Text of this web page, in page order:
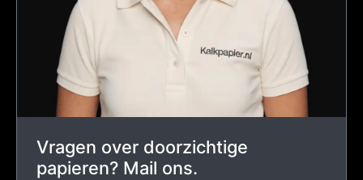
Vragen over doorzichtige
papieren? Mail ons.